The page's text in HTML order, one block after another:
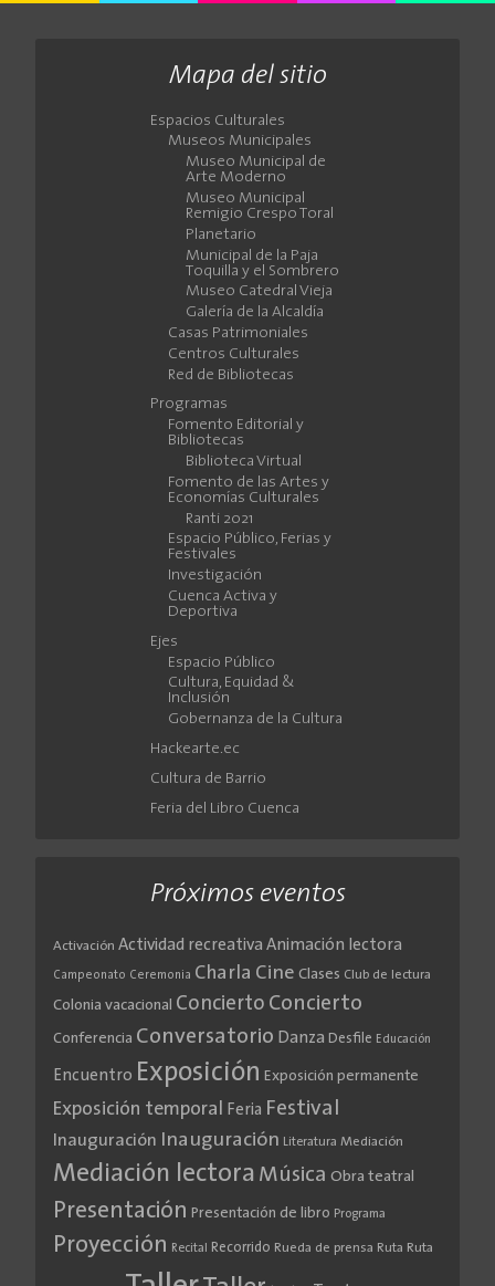
Mapa del sitio
Espacios Culturales
Museos Municipales
Museo Municipal de
Arte Moderno
Museo Municipal
Remigio Crespo Toral
Planetario
Municipal de la Paja
Toquilla y el Sombrero
Museo Catedral Vieja
Galería de la Alcaldía
Casas Patrimoniales
Centros Culturales
Red de Bibliotecas
Programas
Fomento Editorial y
Bibliotecas
Biblioteca Virtual
Fomento de las Artes y
Economías Culturales
Ranti 2021
Espacio Público, Ferias y
Festivales
Investigación
Cuenca Activa y
Deportiva
Ejes
Espacio Público
Cultura, Equidad &
Inclusión
Gobernanza de la Cultura
Hackearte.ec
Cultura de Barrio
Feria del Libro Cuenca
Próximos eventos
Activación Actividad recreativa Animación lectora
Campeonato Ceremonia Charla Cine Clases Club de lectura
Colonia vacacional Concierto Concierto
Conferencia Conversatorio Danza Desfile Educación
Encuentro Exposición Exposición permanente
Exposición temporal Feria Festival
Inauguración Inauguración Literatura Mediación
Mediación lectora Música Obra teatral
Presentación Presentación de libro Programa
Proyección Recital Recorrido Rueda de prensa Ruta Ruta